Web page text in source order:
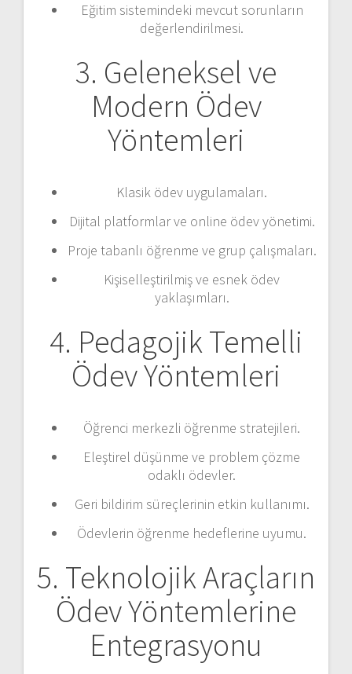
Eğitim sistemindeki mevcut sorunların
değerlendirilmesi.
3. Geleneksel ve
Modern Ödev
Yöntemleri
Klasik ödev uygulamaları.
Dijital platformlar ve online ödev yönetimi.
Proje tabanlı öğrenme ve grup çalışmaları.
Kişiselleştirilmiş ve esnek ödev
yaklaşımları.
4. Pedagojik Temelli
Ödev Yöntemleri
Öğrenci merkezli öğrenme stratejileri.
Eleştirel düşünme ve problem çözme
odaklı ödevler.
Geri bildirim süreçlerinin etkin kullanımı.
Ödevlerin öğrenme hedeflerine uyumu.
5. Teknolojik Araçların
Ödev Yöntemlerine
Entegrasyonu